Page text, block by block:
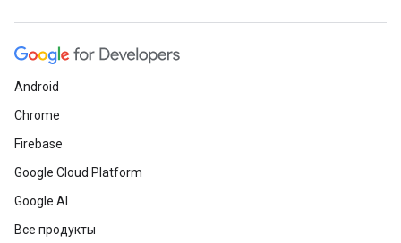
Android
Chrome
Firebase
Google Cloud Platform
Google AI
Все продукты